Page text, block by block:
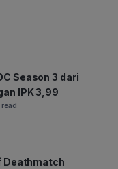
Season 3 dari
IPK 3,99
read
Deathmatch